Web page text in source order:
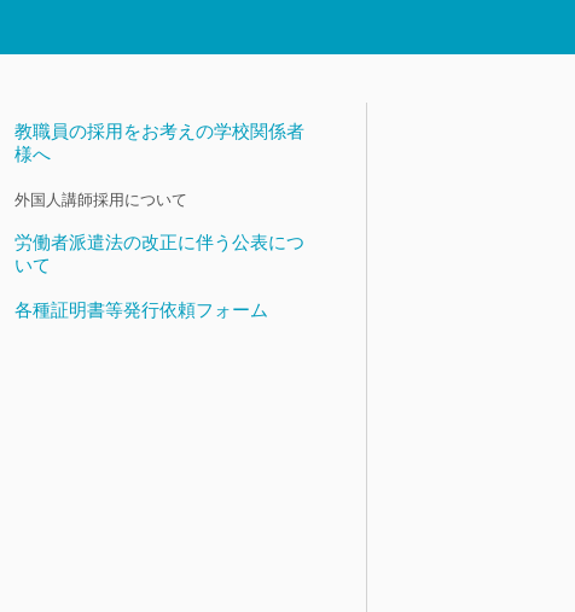
教職員の採用をお考えの学校関係者
様へ
外国人講師採用について
労働者派遣法の改正に伴う公表につ
いて
各種証明書等発行依頼フォーム